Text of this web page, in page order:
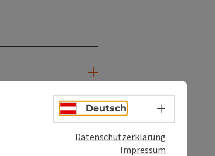
Deutsch Sprachwahl
Datenschutzerklärung
Impressum